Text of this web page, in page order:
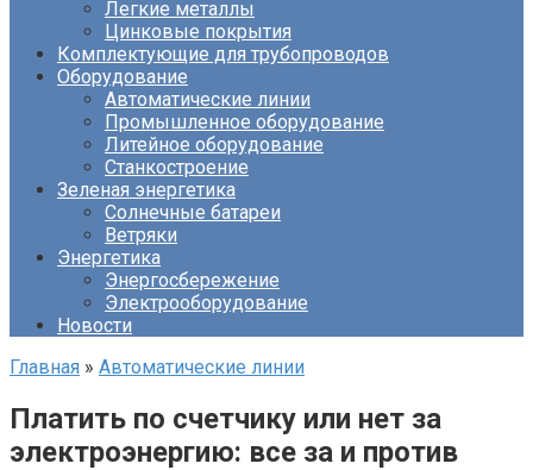
Легкие металлы
Цинковые покрытия
Комплектующие для трубопроводов
Оборудование
Автоматические линии
Промышленное оборудование
Литейное оборудование
Станкостроение
Зеленая энергетика
Солнечные батареи
Ветряки
Энергетика
Энергосбережение
Электрооборудование
Новости
Главная » Автоматические линии
Платить по счетчику или нет за
электроэнергию: все за и против